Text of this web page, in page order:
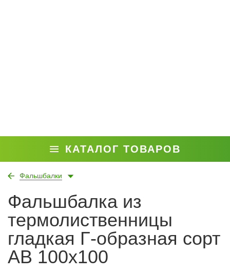
КАТАЛОГ ТОВАРОВ
Фальшбалки
Фальшбалка из
термолиственницы
гладкая Г-образная сорт
AB 100x100